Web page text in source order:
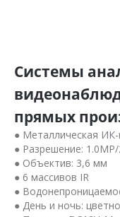
Системы
прямых
● Металлическая
● Разрешение:
● Объектив: 3,6 мм
● 6 массивов IR
●
● День и ночь: